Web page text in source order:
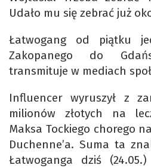
Udało mu się zebrać już
Łatwogang od piątku
Zakopanego do
transmituje w mediach
Influencer wyruszył z
milionów złotych na
Maksa Tockiego chorego
Duchenne’a. Suma ta
Łatwoganga dziś